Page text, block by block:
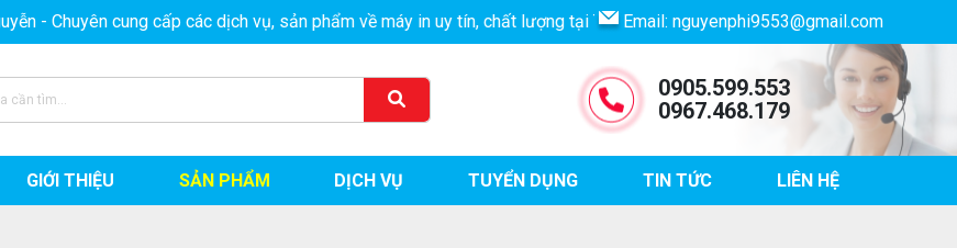
- Chuyên cung cấp các dịch vụ, sản phẩm về máy in uy tín, chất lượng tại Tp. Hồ Chí Minh
Email: nguyenphi9553@gmail.com
0905.599.553
0967.468.179
GIỚI THIỆU SẢN PHẨM DỊCH VỤ TUYỂN DỤNG TIN TỨC LIÊN HỆ